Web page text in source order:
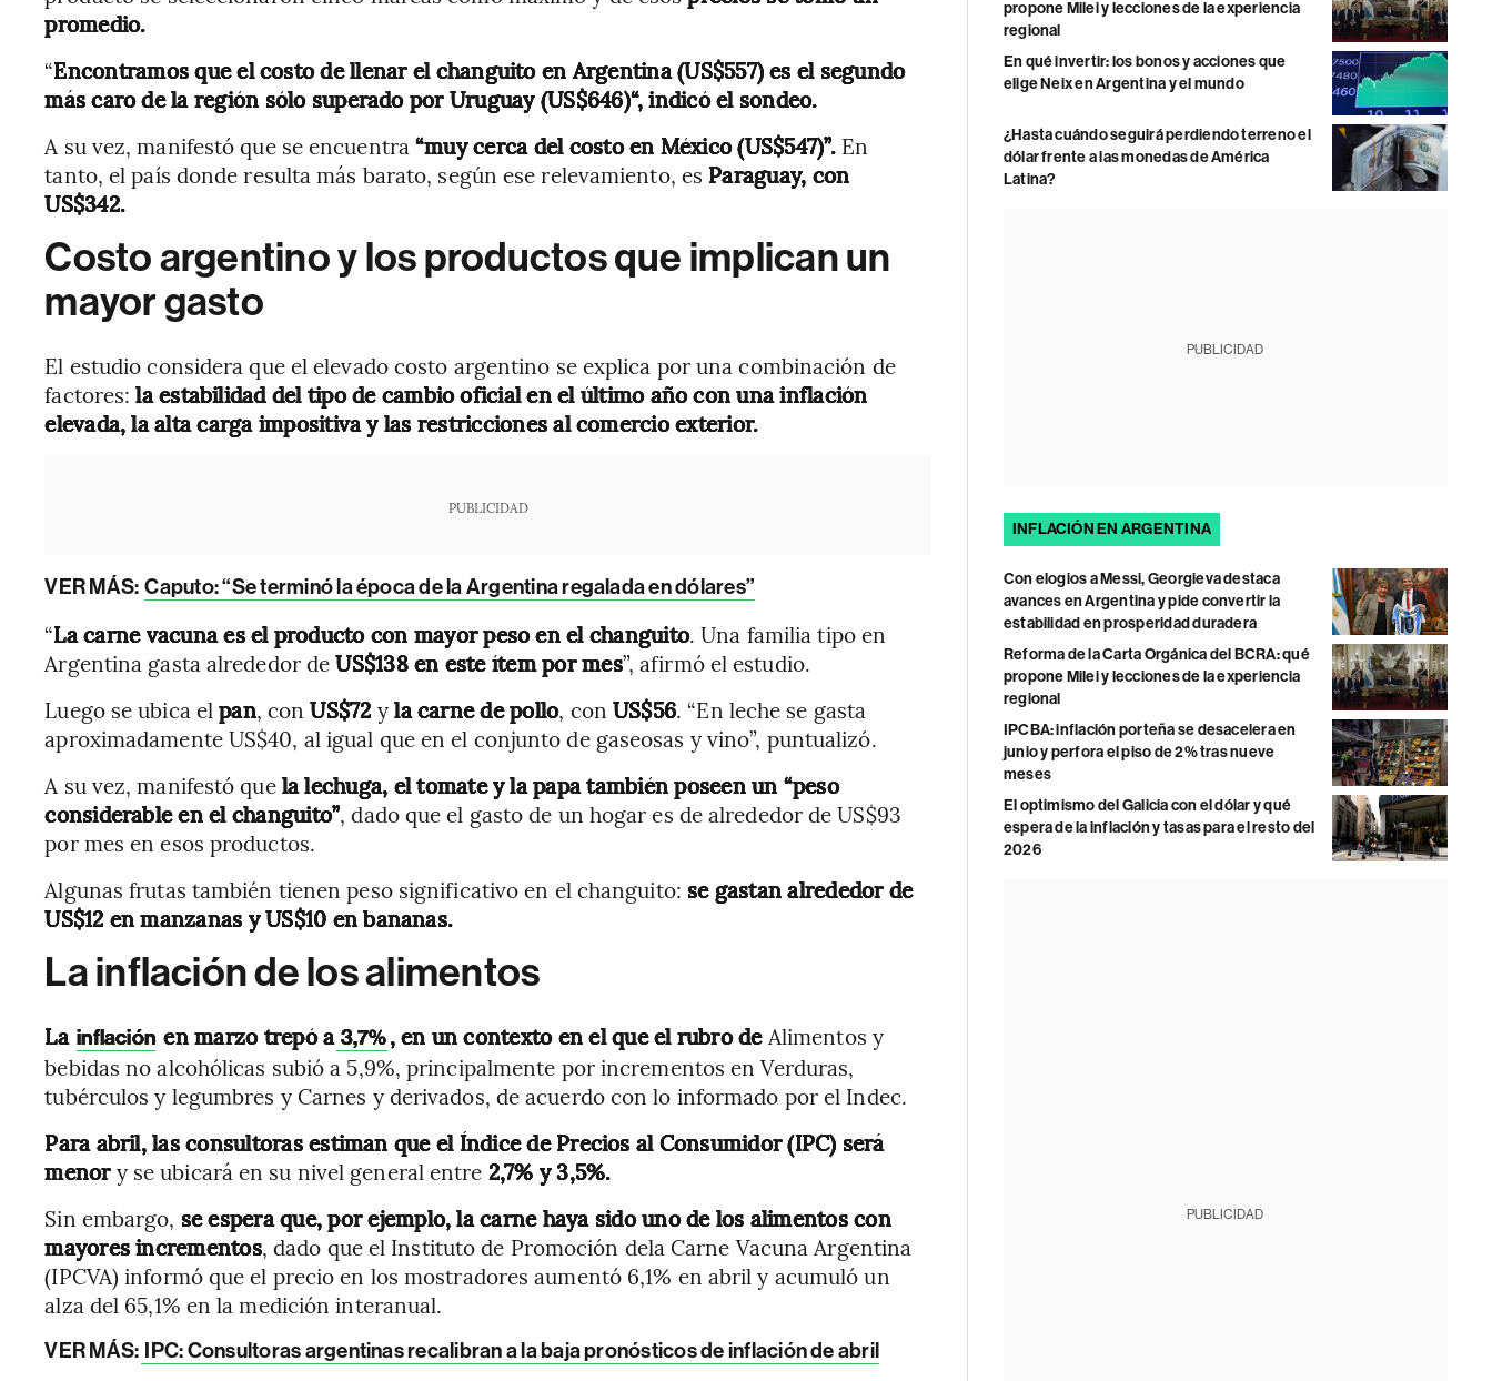
promedio.
“Encontramos que el costo de llenar el changuito en Argentina (US$557) es el segundo
más caro de la región sólo superado por Uruguay (US$646)“, indicó el sondeo.
A su vez, manifestó que se encuentra“muy cerca del costo en México (US$547)”. En
tanto, el país donde resulta más barato, según ese relevamiento, es Paraguay, con
US$342.
Costo argentino y los productos que implican un
mayor gasto
El estudio considera que el elevado costo argentino se explica por una combinación de
factores:la estabilidad del tipo de cambio oficial en el último año con una inflación
elevada, la alta carga impositiva y las restricciones al comercio exterior.
PUBLICIDAD
VER MÁS: Caputo: “Se terminó la época de la Argentina regalada en dólares”
“La carne vacuna es el producto con mayor peso en el changuito. Una familia tipo en
Argentina gasta alrededor deUS$138 en este ítem por mes”, afirmó el estudio.
Luego se ubica elpan, conUS$72 yla carne de pollo, con US$56. “En leche se gasta
aproximadamente US$40, al igual que en el conjunto de gaseosas y vino”, puntualizó.
A su vez, manifestó quela lechuga, el tomate y la papa también poseen un “peso
considerable en el changuito”, dado que el gasto de un hogar es de alrededor de US$93
por mes en esos productos.
Algunas frutas también tienen peso significativo en el changuito: se gastan alrededor de
US$12 en manzanas y US$10 en bananas.
La inflación de los alimentos
La inflación en marzo trepó a 3,7%, en un contexto en el que el rubro de Alimentos y
bebidas no alcohólicas subió a 5,9%, principalmente por incrementos en Verduras,
tubérculos y legumbres y Carnes y derivados, de acuerdo con lo informado por el Indec.
Para abril, las consultoras estiman que el Índice de Precios al Consumidor (IPC) será
menory se ubicará en su nivel general entre 2,7% y 3,5%.
Sin embargo, se espera que, por ejemplo, la carne haya sido uno de los alimentos con
mayores incrementos, dado que el Instituto de Promoción dela Carne Vacuna Argentina
(IPCVA) informó que el precio en los mostradores aumentó 6,1% en abril y acumuló un
alza del 65,1% en la medición interanual.
VER MÁS: IPC: Consultoras argentinas recalibran a la baja pronósticos de inflación de abril
propone Milei y lecciones de la experiencia
regional
En qué invertir: los bonos y acciones que
elige Neix en Argentina y el mundo
¿Hasta cuándo seguirá perdiendo terreno el
dólar frente a las monedas de América
Latina?
PUBLICIDAD
INFLACIÓN EN ARGENTINA
Con elogios a Messi, Georgieva destaca
avances en Argentina y pide convertir la
estabilidad en prosperidad duradera
Reforma de la Carta Orgánica del BCRA: qué
propone Milei y lecciones de la experiencia
regional
IPCBA: inflación porteña se desacelera en
junio y perfora el piso de 2% tras nueve
meses
El optimismo del Galicia con el dólar y qué
espera de la inflación y tasas para el resto del
2026
PUBLICIDAD